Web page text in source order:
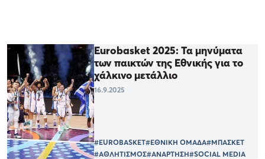
Eurobasket 2025: Τα μηνύματα
των παικτών της Εθνικής για το
χάλκινο μετάλλιο
16.9.2025
#EUROBASKET#ΕΘΝΙΚΗ ΟΜΑΔΑ#ΜΠΑΣΚΕΤ
#ΑΘΛΗΤΙΣΜΟΣ#ΑΝΑΡΤΗΣΗ#SOCIAL MEDIA